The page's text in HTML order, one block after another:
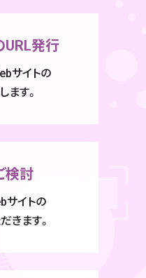
URL発行
サイトの
ます。
検討
サイトの
きます。